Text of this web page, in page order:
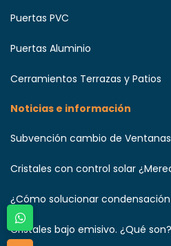
Puertas PVC
Puertas Aluminio
Cerramientos Terrazas y Patios
Noticias e información
Subvención cambio de
Cristales con control solar
¿Cómo solucionar
Cristales bajo emisivo. ¿Qué son?